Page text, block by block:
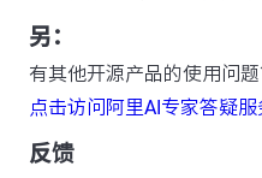
另：
有其他开源产品的使用问题
点击访问阿里AI专家答疑服
反馈